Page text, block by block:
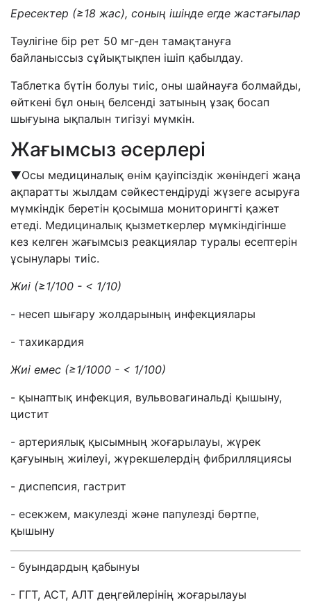
Ересектер (≥18 жас), соның ішінде егде жастағылар
Тәулігіне бір рет 50 мг-ден тамақтануға
байланыссыз сұйықтықпен ішіп қабылдау.
Таблетка бүтін болуы тиіс, оны шайнауға болмайды,
өйткені бұл оның белсенді затының ұзақ босап
шығуына ықпалын тигізуі мүмкін.
Жағымсыз әсерлері
▼Осы медициналық өнім қауіпсіздік жөніндегі жаңа
ақпаратты жылдам сәйкестендіруді жүзеге асыруға
мүмкіндік беретін қосымша мониторингті қажет
етеді. Медициналық қызметкерлер мүмкіндігінше
кез келген жағымсыз реакциялар туралы есептерін
ұсынулары тиіс.
Жиі (≥1/100 - < 1/10)
- несеп шығару жолдарының инфекциялары
- тахикардия
Жиі емес (≥1/1000 - < 1/100)
- қынаптық инфекция, вульвовагинальді қышыну,
цистит
- артериялық қысымның жоғарылауы, жүрек
қағуының жиілеуі, жүрекшелердің фибрилляциясы
- диспепсия, гастрит
- есекжем, макулезді және папулезді бөртпе,
қышыну
- буындардың қабынуы
- ГГТ, АСТ, АЛТ деңгейлерінің жоғарылауы